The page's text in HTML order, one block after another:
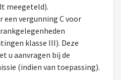
meegeteld).
een vergunning C voor
klasse III). Deze
u aanvragen bij de
(indien van toepassing).